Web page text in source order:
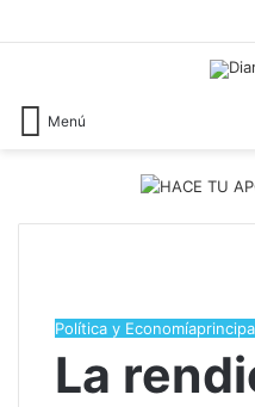
Menú
Política y Economía
La